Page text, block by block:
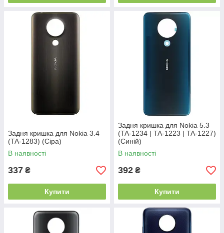
Задня кришка для Nokia 3.4
(TA-1283) (Сіра)
В наявності
337 ₴
Купити
Задня кришка для Nokia 5.3
(TA-1234 | TA-1223 | TA-1227)
(Синій)
В наявності
392 ₴
Купити